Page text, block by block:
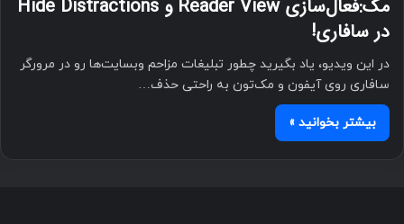
مک:فعال‌سازی Reader View و Hide Distractions
در سافاری!
در این ویدیو، یاد بگیرید چطور تبلیغات مزاحم وبسایت‌ها رو در مرورگر
سافاری روی آیفون و مک‌تون به راحتی حذف…
بیشتر بخوانید »